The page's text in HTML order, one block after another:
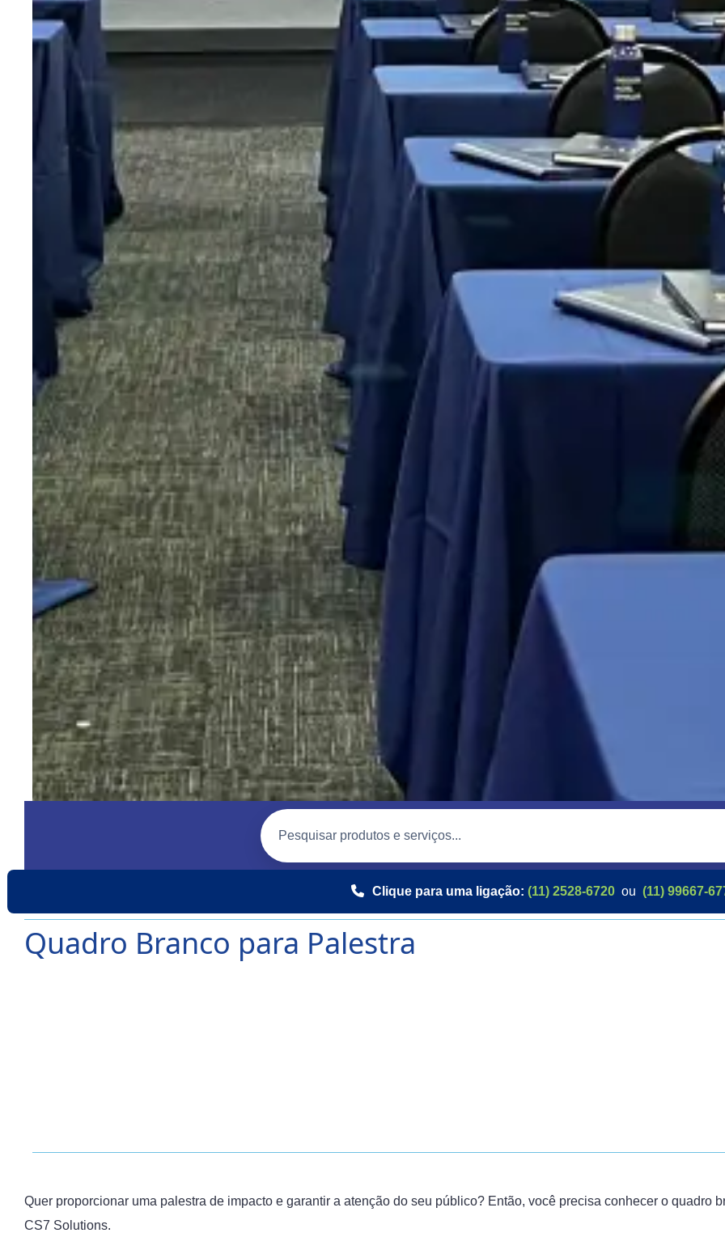
Clique para uma ligação: (11) 2528-6720 ou (11) 99667-
Quadro Branco para Palestra
Quer proporcionar uma palestra de impacto e garantir a atenção do seu público? Então, você precisa conhecer o quadro
CS7 Solutions.